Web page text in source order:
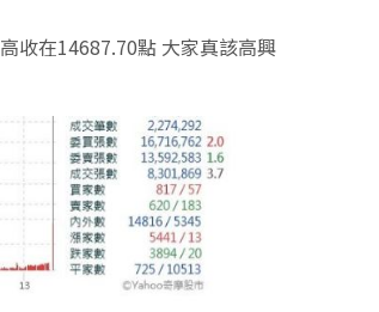
收在14687.70點 大家真該高興